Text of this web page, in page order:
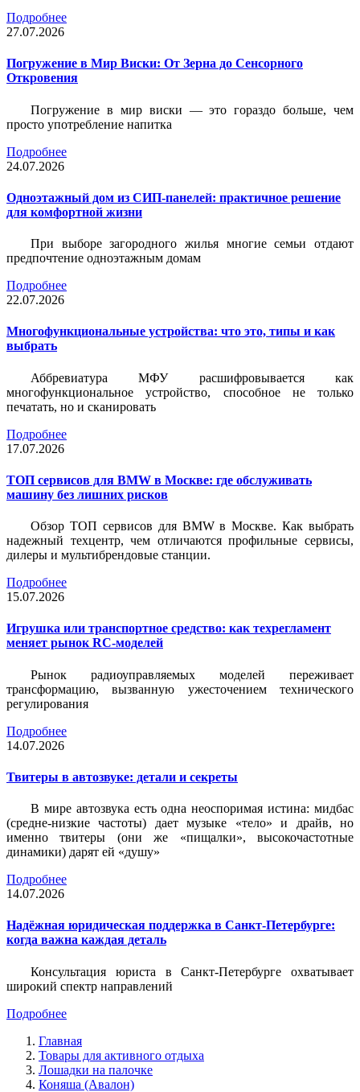
Подробнее
27.07.2026
Погружение в Мир Виски: От Зерна до Сенсорного
Откровения
Погружение в мир виски — это гораздо больше, чем
просто употребление напитка
Подробнее
24.07.2026
Одноэтажный дом из СИП-панелей: практичное решение
для комфортной жизни
При выборе загородного жилья многие семьи отдают
предпочтение одноэтажным домам
Подробнее
22.07.2026
Многофункциональные устройства: что это, типы и как
выбрать
Аббревиатура МФУ расшифровывается как
многофункциональное устройство, способное не только
печатать, но и сканировать
Подробнее
17.07.2026
ТОП сервисов для BMW в Москве: где обслуживать
машину без лишних рисков
Обзор ТОП сервисов для BMW в Москве. Как выбрать
надежный техцентр, чем отличаются профильные сервисы,
дилеры и мультибрендовые станции.
Подробнее
15.07.2026
Игрушка или транспортное средство: как техрегламент
меняет рынок RC-моделей
Рынок радиоуправляемых моделей переживает
трансформацию, вызванную ужесточением технического
регулирования
Подробнее
14.07.2026
Твитеры в автозвуке: детали и секреты
В мире автозвука есть одна неоспоримая истина: мидбас
(средне-низкие частоты) дает музыке «тело» и драйв, но
именно твитеры (они же «пищалки», высокочастотные
динамики) дарят ей «душу»
Подробнее
14.07.2026
Надёжная юридическая поддержка в Санкт-Петербурге:
когда важна каждая деталь
Консультация юриста в Санкт-Петербурге охватывает
широкий спектр направлений
Подробнее
Главная
Товары для активного отдыха
Лошадки на палочке
Коняша (Авалон)